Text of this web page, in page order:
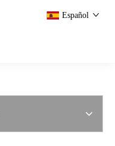
Español